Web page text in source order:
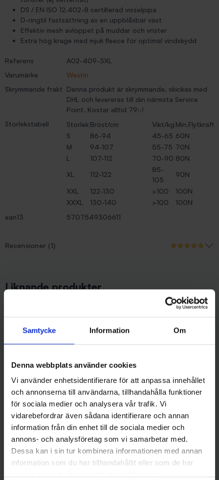
Samtycke Information Om
Denna webbplats använder cookies
Vi använder enhetsidentifierare för att anpassa innehållet
och annonserna till användarna, tillhandahålla funktioner
för sociala medier och analysera vår trafik. Vi
vidarebefordrar även sådana identifierare och annan
information från din enhet till de sociala medier och
annons- och analysföretag som vi samarbetar med.
Dessa kan i sin tur kombinera informationen med annan
information som du har tillhandahållit eller som de har
DS / EN ISO 12.402-8 certifierad visselpipa
D-ringtil fastsättning av en uppblåsbar väst
Effektiv mesh avloppet på muddar och vrister
Extra hög krage med mjuk fleece för optimal vindskydd
Referens
A02-409-3XL
Varumärke
Westin
Skrymmande frakt Denna produkt är skrymmande, skickas med
DHL och levereras till din närmsta Service
Point. Kostar alltid 79:-!
Storlekstabell
Storlek Bröst/cm Vikt/kg Min.Flytkraft
S
86-94 45-65 60N
M
94-107 55-75 70N
L
107-112 70-90 80N
XL
112-122
85-
105
90N
XXL
122-130 >100
100N
XXXL
130-140 >100
100N
ean13
5707549306611
Recensioner (1)
Liknande produkter
Westin
Westin W4 Flotation Suit - L
King - Flytoverall
2 999 kr
Westin
Westin W4 Flotation Suit - XS
- Flytoverall
2 999 kr